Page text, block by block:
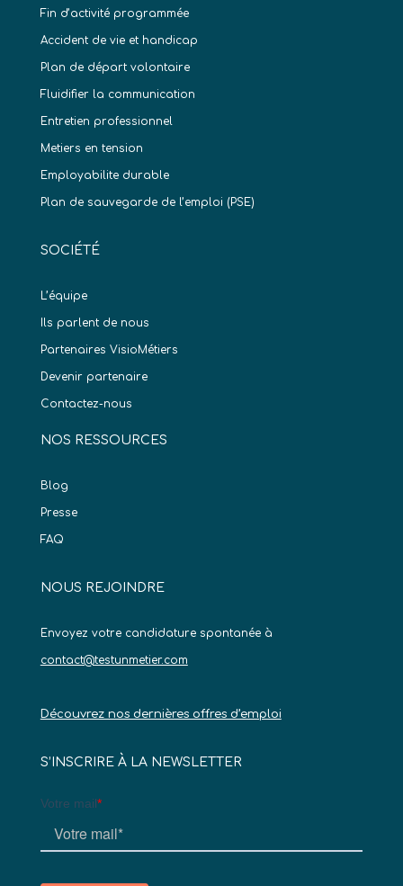
Fin d’activité programmée
Accident de vie et handicap
Plan de départ volontaire
Fluidifier la communication
Entretien professionnel
Metiers en tension
Employabilite durable
Plan de sauvegarde de l’emploi (PSE)
SOCIÉTÉ
L’équipe
Ils parlent de nous
Partenaires VisioMétiers
Devenir partenaire
Contactez-nous
NOS RESSOURCES
Blog
Presse
FAQ
NOUS REJOINDRE
Envoyez votre candidature spontanée à
contact@testunmetier.com
Découvrez nos dernières offres d’emploi
S’INSCRIRE À LA NEWSLETTER